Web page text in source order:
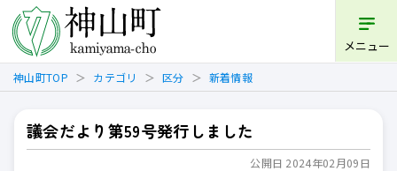
メニュー
神山町TOP カテゴリ 区分 新着情報
議会だより第59号発行しました
公開日 2024年02月09日